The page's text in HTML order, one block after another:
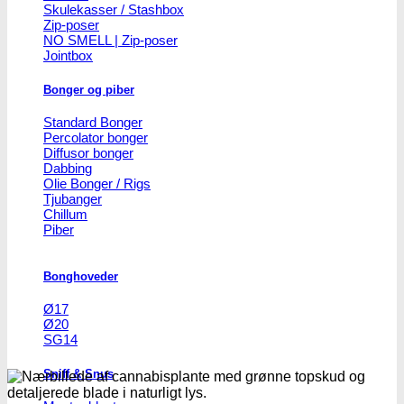
Skulekasser / Stashbox
Zip-poser
NO SMELL | Zip-poser
Jointbox
Bonger og piber
Standard Bonger
Percolator bonger
Diffusor bonger
Dabbing
Olie Bonger / Rigs
Tjubanger
Chillum
Piber
Bonghoveder
Ø17
Ø20
SG14
Sniff & Snus